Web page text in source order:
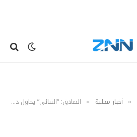
» أخبار محلية » الصادق: “الثنائي” يحاول دفع الطائفة الشيعية إلى مواجهة مجهولة!